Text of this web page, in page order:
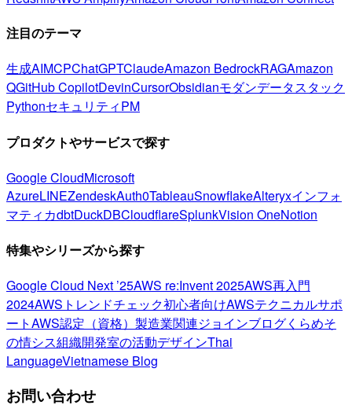
注目のテーマ
生成AIMCPChatGPTClaudeAmazon BedrockRAGAmazon
QGitHub CopilotDevinCursorObsidianモダンデータスタック
PythonセキュリティPM
プロダクトやサービスで探す
Google CloudMicrosoft
AzureLINEZendeskAuth0TableauSnowflakeAlteryxインフォ
マティカdbtDuckDBCloudflareSplunkVision OneNotion
特集やシリーズから探す
Google Cloud Next ’25AWS re:Invent 2025AWS再入門
2024AWSトレンドチェック初心者向けAWSテクニカルサポ
ートAWS認定（資格） 製造業関連ジョインブログくらめそ
の情シス組織開発室の活動デザインThai
LanguageVietnamese Blog
お問い合わせ